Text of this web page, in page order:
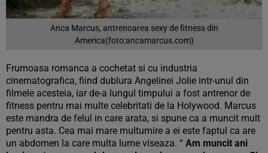
Anca Marcus, antrenoarea sexy de fitness din
America(foto:ancamarcus.com)
Frumoasa romanca a cochetat si cu industria
cinematografica, fiind dublura Angelinei Jolie intr-unul din
filmele acesteia, iar de-a lungul timpului a fost antrenor de
fitness pentru mai multe celebritati de la Holywood. Marcus
este mandra de felul in care arata, si spune ca a muncit mult
pentru asta. Cea mai mare multumire a ei este faptul ca are
un abdomen la care multa lume viseaza. “ Am muncit ani